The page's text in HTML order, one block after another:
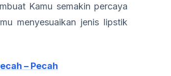
Kamu semakin percaya
menyesuaikan jenis lipstik
– Pecah